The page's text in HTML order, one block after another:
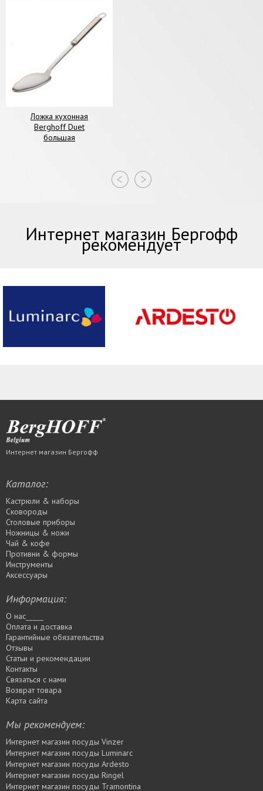
Ложка кухонная
Berghoff Duet
большая
Интернет магазин Бергофф
рекомендует
Интернет магазин Бергофф
Каталог:
Кастрюли & наборы
Сковороды
Столовые приборы
Ножницы & ножи
Чай & кофе
Противни & формы
Инструменты
Аксессуары
Информация:
О нас_____
Оплата и доставка
Гарантийные обязательства
Отзывы
Статьи и рекомендации
Контакты
Связаться с нами
Возврат товара
Карта сайта
Мы рекомендуем:
Интернет магазин посуды Vinzer
Интернет магазин посуды Luminarc
Интернет магазин посуды Ardesto
Интернет магазин посуды Rіngel
Интернет магазин посуды Tramontina